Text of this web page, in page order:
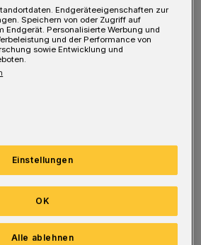
Trinkwassertrübung im
kommen. Dies stellt jedoch
der
dar. Sollte es in
Endgeräteeigenschaften zur
Speichern von oder Zugriff auf
Endgerät. Personalisierte Werbung und
und der Performance von
sowie Entwicklung und
Einstellungen
Alle ablehnen
OK